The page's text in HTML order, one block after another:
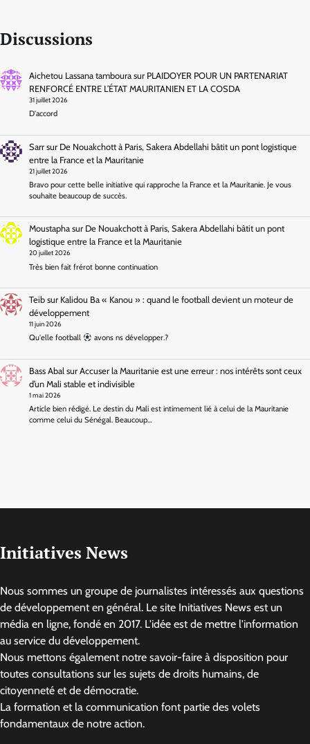
Discussions
Aichetou Lassana tambourasur PLAIDOYER POUR UN PARTENARIAT
RENFORCÉ ENTRE L’ÉTAT MAURITANIEN ET LA COSDA
31 juillet 2026
D'accord
Sarrsur De Nouakchott à Paris, Sakera Abdellahi bâtit un pont logistique
entre la France et la Mauritanie
21 juillet 2026
Bravo pour cette belle initiative qui rapproche la France et la Mauritanie. Je vous
souhaite beaucoup de succès.
Moustaphasur De Nouakchott à Paris, Sakera Abdellahi bâtit un pont
logistique entre la France et la Mauritanie
20 juillet 2026
Très bien fait frérot bonne continuation
Teibsur Kalidou Ba « Kanou » : quand le football devient un moteur de
développement
11 juin 2026
Qu'elle football avons ns développer.?
Bass Abalsur Accuser la Mauritanie est une erreur : nos intérêts sont ceux
d’un Mali stable et indivisible
1 mai 2026
Article bien rédigé. Le destin du Mali est intimement lié à celui de la Mauritanie
comme celui du Sénégal. Beaucoup…
Initiatives News
Nous sommes un groupe de journalistes intéressés aux questions
de développement en général. Le site Initiatives News est un
média en ligne, fondé en 2017. L'idée est de mettre l'information
au service du développement.
Nous mettons également notre savoir-faire à disposition pour
toutes consultations sur les sujets de droits humains, de
citoyenneté et de démocratie.
La formation et la communication font partie des volets
fondamentaux de notre action.